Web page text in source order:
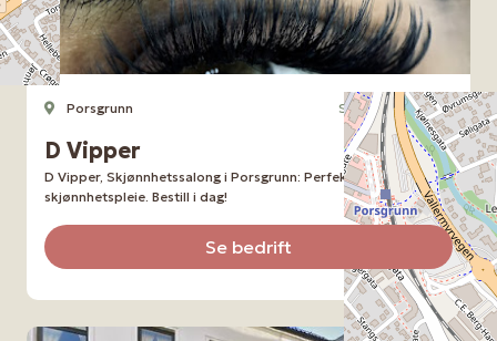
Porsgrunn Skjønnhetssalong
D Vipper
D Vipper, Skjønnhetssalong i Porsgrunn: Perfekte vipper og
skjønnhetspleie. Bestill i dag!
Se bedrift